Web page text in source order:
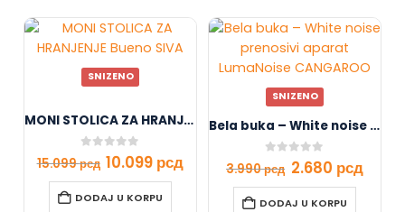
SNIZENO
MONI STOLICA ZA HRANJENJE Bueno SIVA
out of 5
15.099рсд 10.099 рсд
DODAJ U KORPU
SNIZENO
Bela buka – White noise prenosivi aparat LumaNoise CANGAROO
out of 5
3.990рсд 2.680 рсд
DODAJ U KORPU